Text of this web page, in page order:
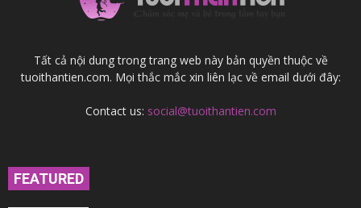
Tất cả nội dung trong trang web này bản quyền thuộc về
tuoithantien.com. Mọi thắc mắc xin liên lạc về email dưới đây:
Contact us: social@tuoithantien.com
FEATURED